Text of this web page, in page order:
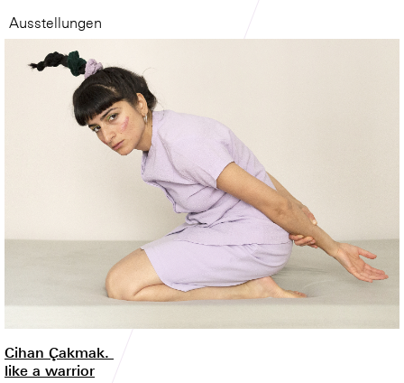
Ausstellungen
Cihan Çakmak.
like a warrior